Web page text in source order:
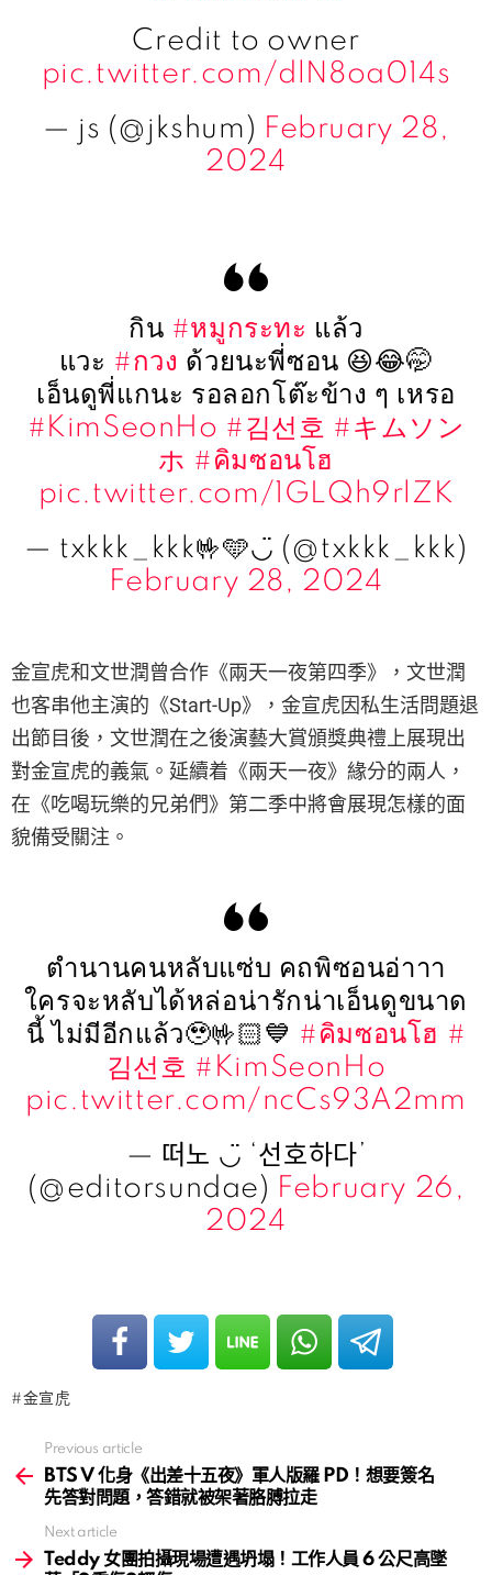
Credit to owner
pic.twitter.com/dlN8oa014s
— js (@jkshum) February 28,
2024
กิน #หมูกระทะ แล้ว
แวะ #กวง ด้วยนะพี่ซอน 😆😂🤭
เอ็นดูพี่แกนะ รอลอกโต๊ะข้าง ๆ เหรอ
#KimSeonHo #김선호 #キムソン
ホ #คิมซอนโฮ
pic.twitter.com/1GLQh9rlZK
— txkkk_kkk🤟🩵◡̈ (@txkkk_kkk)
February 28, 2024
金宣虎和文世潤曾合作《兩天一夜第四季》，文世潤
也客串他主演的《Start-Up》，金宣虎因私生活問題退
出節目後，文世潤在之後演藝大賞頒獎典禮上展現出
對金宣虎的義氣。延續着《兩天一夜》緣分的兩人，
在《吃喝玩樂的兄弟們》第二季中將會展現怎樣的面
貌備受關注。
ตำนานคนหลับแซ่บ คถพิซอนอ่าาา
ใครจะหลับได้หล่อน่ารักน่าเอ็นดูขนาด
นี้ ไม่มีอีกแล้ว🥹🤟🏻💙 #คิมซอนโฮ #
김선호 #KimSeonHo
pic.twitter.com/ncCs93A2mm
— 떠노 ◡̈ ‘선호하다’
(@editorsundae) February 26,
2024
金宣虎
more
Previous article
BTS V 化身《出差十五夜》軍人版羅 PD！想要簽名
先答對問題，答錯就被架著胳膊拉走
Next article
Teddy 女團拍攝現場遭遇坍塌！工作人員 6 公尺高墜